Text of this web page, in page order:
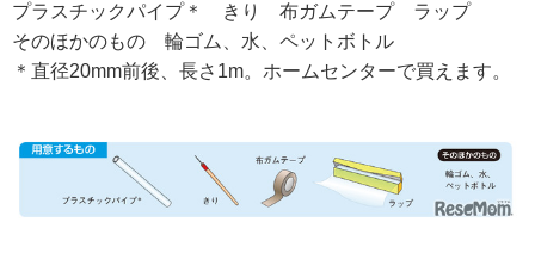
プラスチックパイプ＊ きり 布ガムテープ ラップ
そのほかのもの 輪ゴム、水、ペットボトル
＊直径20mm前後、長さ1m。ホームセンターで買えます。